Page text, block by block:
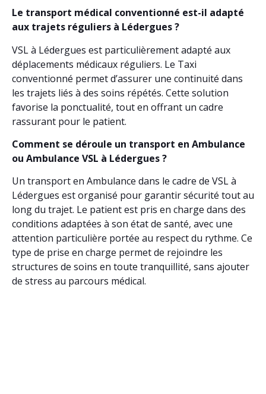
Le transport médical conventionné est-il adapté
aux trajets réguliers à Lédergues ?
VSL à Lédergues est particulièrement adapté aux
déplacements médicaux réguliers. Le Taxi
conventionné permet d’assurer une continuité dans
les trajets liés à des soins répétés. Cette solution
favorise la ponctualité, tout en offrant un cadre
rassurant pour le patient.
Comment se déroule un transport en Ambulance
ou Ambulance VSL à Lédergues ?
Un transport en Ambulance dans le cadre de VSL à
Lédergues est organisé pour garantir sécurité tout au
long du trajet. Le patient est pris en charge dans des
conditions adaptées à son état de santé, avec une
attention particulière portée au respect du rythme. Ce
type de prise en charge permet de rejoindre les
structures de soins en toute tranquillité, sans ajouter
de stress au parcours médical.